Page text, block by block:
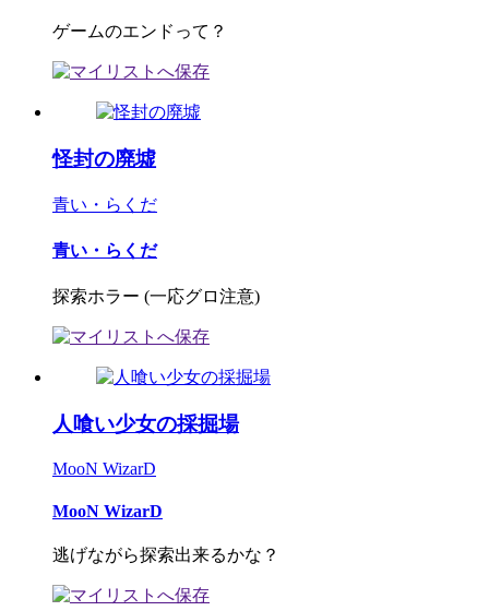
ゲームのエンドって？
怪封の廃墟
青い・らくだ
青い・らくだ
探索ホラー (一応グロ注意)
人喰い少女の採掘場
MooN WizarD
MooN WizarD
逃げながら探索出来るかな？